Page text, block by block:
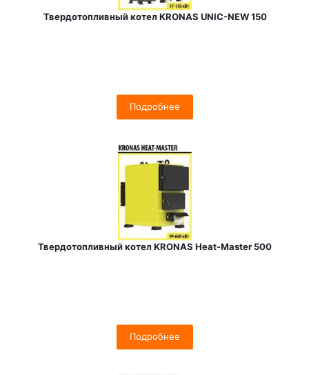
Твердотопливный котел KRONAS UNIC-NEW 150
Подробнее
Твердотопливный котел KRONAS Heat-Master 500
Подробнее